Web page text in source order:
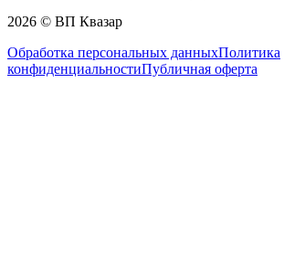
2026 © ВП Квазар
Обработка персональных данныхПолитика
конфиденциальностиПубличная оферта